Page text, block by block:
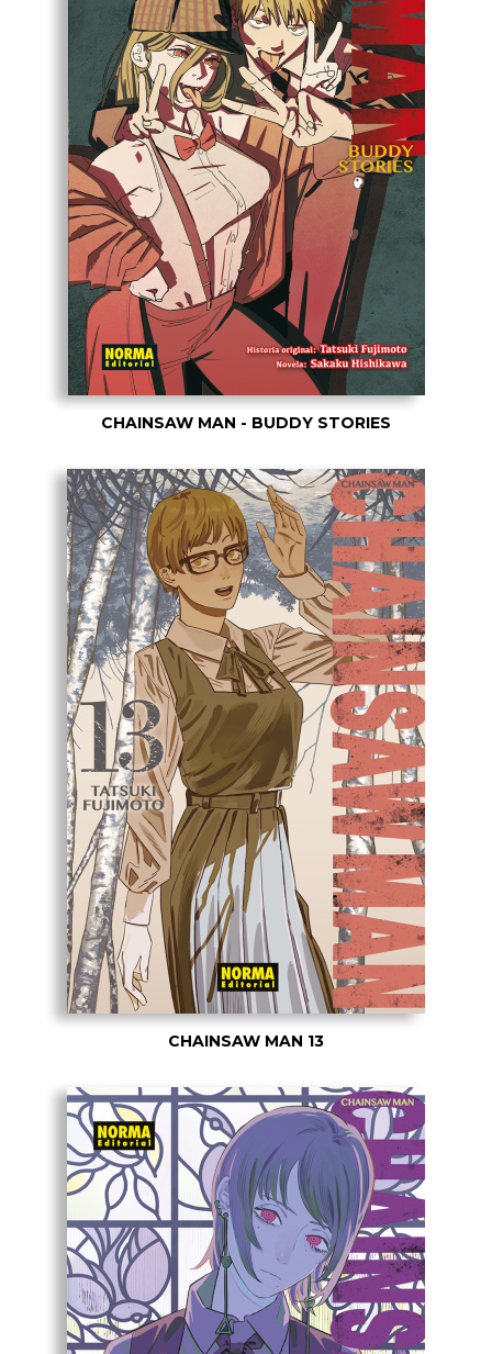
CHAINSAW MAN - BUDDY STORIES
CHAINSAW MAN 13